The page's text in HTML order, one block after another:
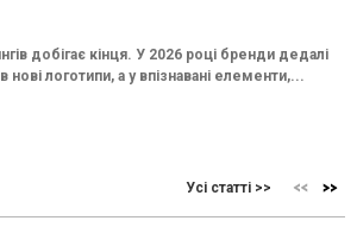
добігає кінця. У 2026 році бренди дедалі
нові логотипи, а у впізнавані елементи,...
Усі статті >>